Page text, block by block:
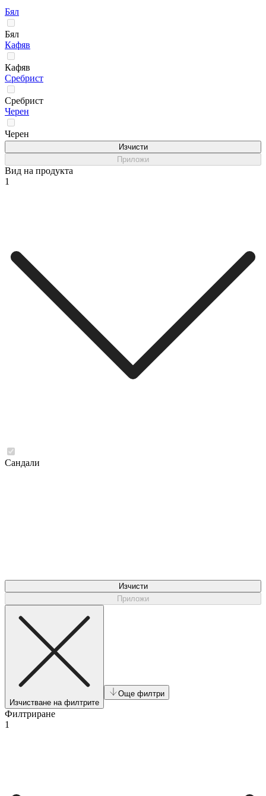
Бял
Бял
Кафяв
Кафяв
Сребрист
Сребрист
Черен
Черен
Изчисти
Приложи
Вид на продукта
1
Сандали
Изчисти
Приложи
Изчистване на филтрите
Още филтри
Филтриране
1